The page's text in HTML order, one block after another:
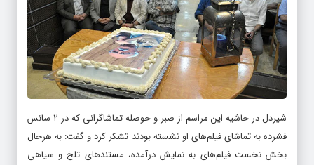
شیردل در حاشیه این مراسم از صبر و حوصله تماشاگرانی که در ۲ سانس
فشرده به تماشای فیلم‌های او نشسته بودند تشکر کرد و گفت: به هرحال
بخش نخست فیلم‌های به نمایش درآمده، مستندهای تلخ و سیاهی